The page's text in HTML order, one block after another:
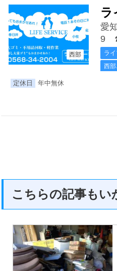
西部
ラ
愛
9
ラ
西部
定休日 年中無休
こちらの記事もい